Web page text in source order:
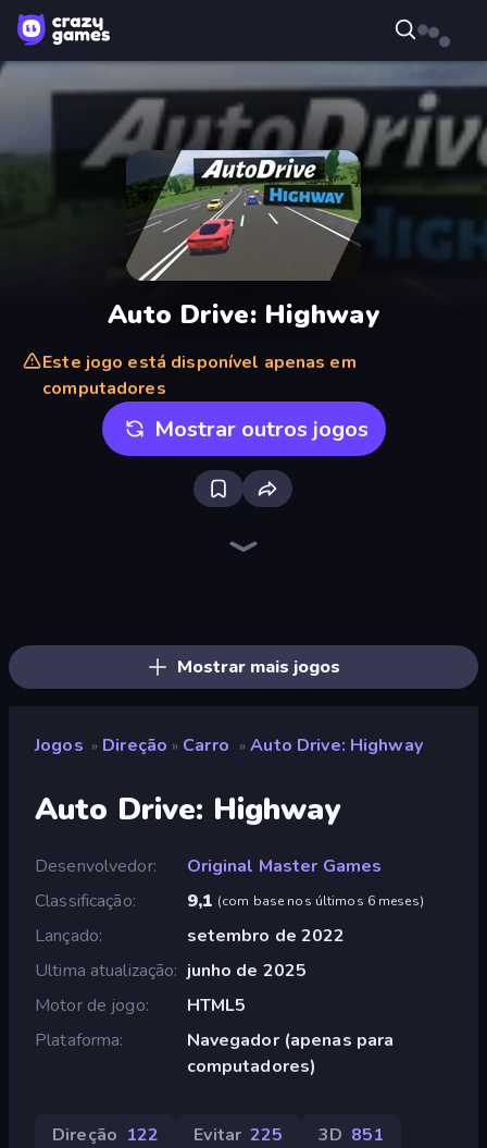
Auto Drive: Highway
Este jogo está disponível apenas em
computadores
Mostrar outros jogos
Mostrar mais jogos
Jogos » Direção » Carro » Auto Drive: Highway
Auto Drive: Highway
Desenvolvedor
Original Master Games
Classificação
9,1 (com base nos últimos 6 meses)
Lançado
setembro de 2022
Ultima atualização
junho de 2025
Motor de jogo
HTML5
Plataforma
Navegador (apenas para
computadores)
Direção 122 Evitar 225 3D 851